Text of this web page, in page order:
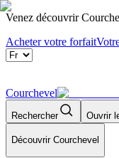
Venez découvrir
Acheter votre forfait
Courchevel
Rechercher Ouvrir
Découvrir Courchevel